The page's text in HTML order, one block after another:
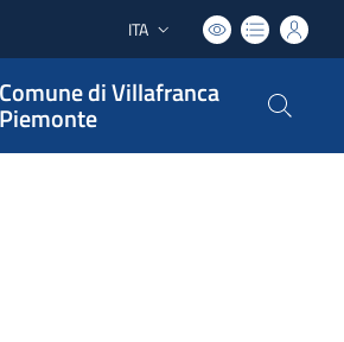
Lingua attiva:
ITA
Comune di Villafranca
Piemonte